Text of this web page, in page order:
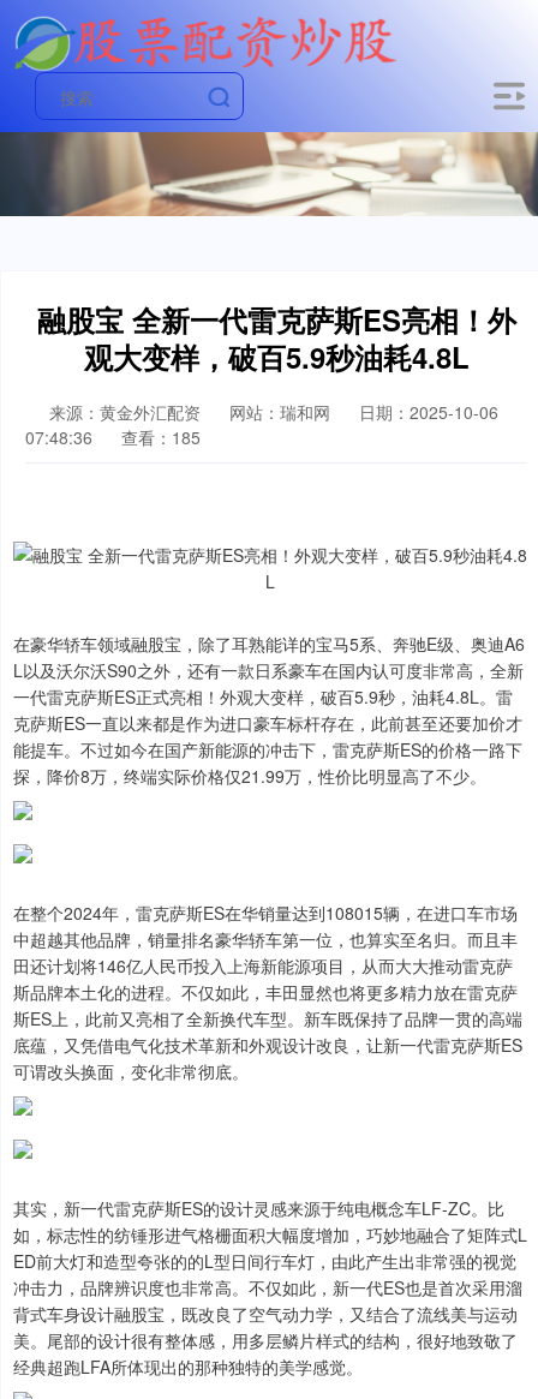
融股宝 全新一代雷克萨斯ES亮相！外
观大变样，破百5.9秒油耗4.8L
来源：黄金外汇配资 网站：瑞和网
日期：2025-10-06
07:48:36
查看：185
在豪华轿车领域融股宝，除了耳熟能详的宝马5系、奔驰E级、奥迪A6
L以及沃尔沃S90之外，还有一款日系豪车在国内认可度非常高，全新
一代雷克萨斯ES正式亮相！外观大变样，破百5.9秒，油耗4.8L。雷
克萨斯ES一直以来都是作为进口豪车标杆存在，此前甚至还要加价才
能提车。不过如今在国产新能源的冲击下，雷克萨斯ES的价格一路下
探，降价8万，终端实际价格仅21.99万，性价比明显高了不少。
在整个2024年，雷克萨斯ES在华销量达到108015辆，在进口车市场
中超越其他品牌，销量排名豪华轿车第一位，也算实至名归。而且丰
田还计划将146亿人民币投入上海新能源项目，从而大大推动雷克萨
斯品牌本土化的进程。不仅如此，丰田显然也将更多精力放在雷克萨
斯ES上，此前又亮相了全新换代车型。新车既保持了品牌一贯的高端
底蕴，又凭借电气化技术革新和外观设计改良，让新一代雷克萨斯ES
可谓改头换面，变化非常彻底。
其实，新一代雷克萨斯ES的设计灵感来源于纯电概念车LF-ZC。比
如，标志性的纺锤形进气格栅面积大幅度增加，巧妙地融合了矩阵式L
ED前大灯和造型夸张的的L型日间行车灯，由此产生出非常强的视觉
冲击力，品牌辨识度也非常高。不仅如此，新一代ES也是首次采用溜
背式车身设计融股宝，既改良了空气动力学，又结合了流线美与运动
美。尾部的设计很有整体感，用多层鳞片样式的结构，很好地致敬了
经典超跑LFA所体现出的那种独特的美学感觉。